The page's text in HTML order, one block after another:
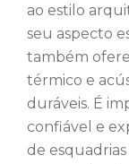
ao estilo
seu aspecto
também
térmico e
duráveis. É
confiável e
de